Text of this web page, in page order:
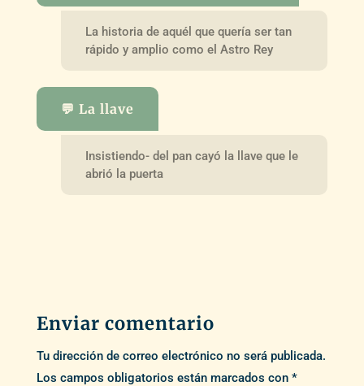
La historia de aquél que quería ser tan
rápido y amplio como el Astro Rey
💬 La llave
Insistiendo- del pan cayó la llave que le
abrió la puerta
Enviar comentario
Tu dirección de correo electrónico no será publicada.
Los campos obligatorios están marcados con *